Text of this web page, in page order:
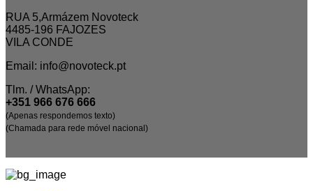
RUA 5,Armázem Novoteck
4485-196 FAJOZES
VILA CONDE
Email: info@novoteck.pt
Tlm. / WhatsApp:
+351 966 676 666
(Apenas respondemos texto)
(Chamada para rede móvel nacional)